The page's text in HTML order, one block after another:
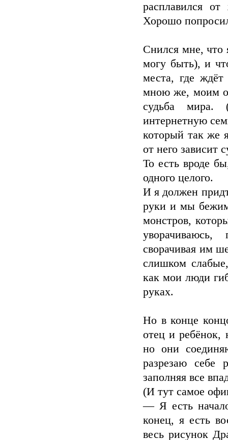
расплавился
Хорошо
Снился мне, что
могу быть), и
места, где
мною же, моим
судьба мира.
интернетную
который так же
от него зависит
То есть вроде
одного целого.
И я должен
руки и мы
монстров,
сворачивая им
слишком
как мои люди
руках.
Но в конце
отец и ребёнок,
но они
разрезаю себе
заполняя все
(И тут самое
— Я есть
конец, я есть
весь рисунок